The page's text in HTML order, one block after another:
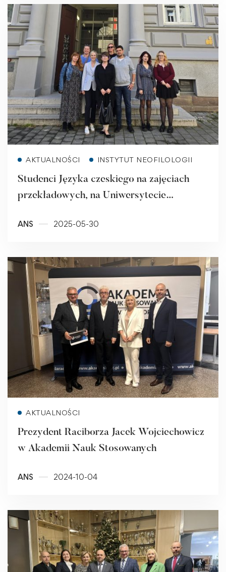
AKTUALNOŚCI INSTYTUT NEOFILOLOGII
Studenci Języka czeskiego na zajęciach
przekładowych, na Uniwersytecie
ANS 2025-05-30
AKTUALNOŚCI
Prezydent Raciborza Jacek Wojciechowicz
w Akademii Nauk Stosowanych
ANS 2024-10-04